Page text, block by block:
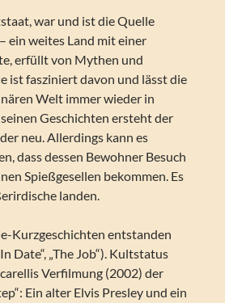
war und ist die Quelle
ein weites Land mit einer
erfüllt von Mythen und
ist fasziniert davon und lässt die
Welt immer wieder in
Geschichten ersteht der
neu. Allerdings kann es
dass dessen Bewohner Besuch
Spießgesellen bekommen. Es
landen.
Kurzgeschichten entstanden
Date“, „The Job“). Kultstatus
Verfilmung (2002) der
Ein alter Elvis Presley und ein